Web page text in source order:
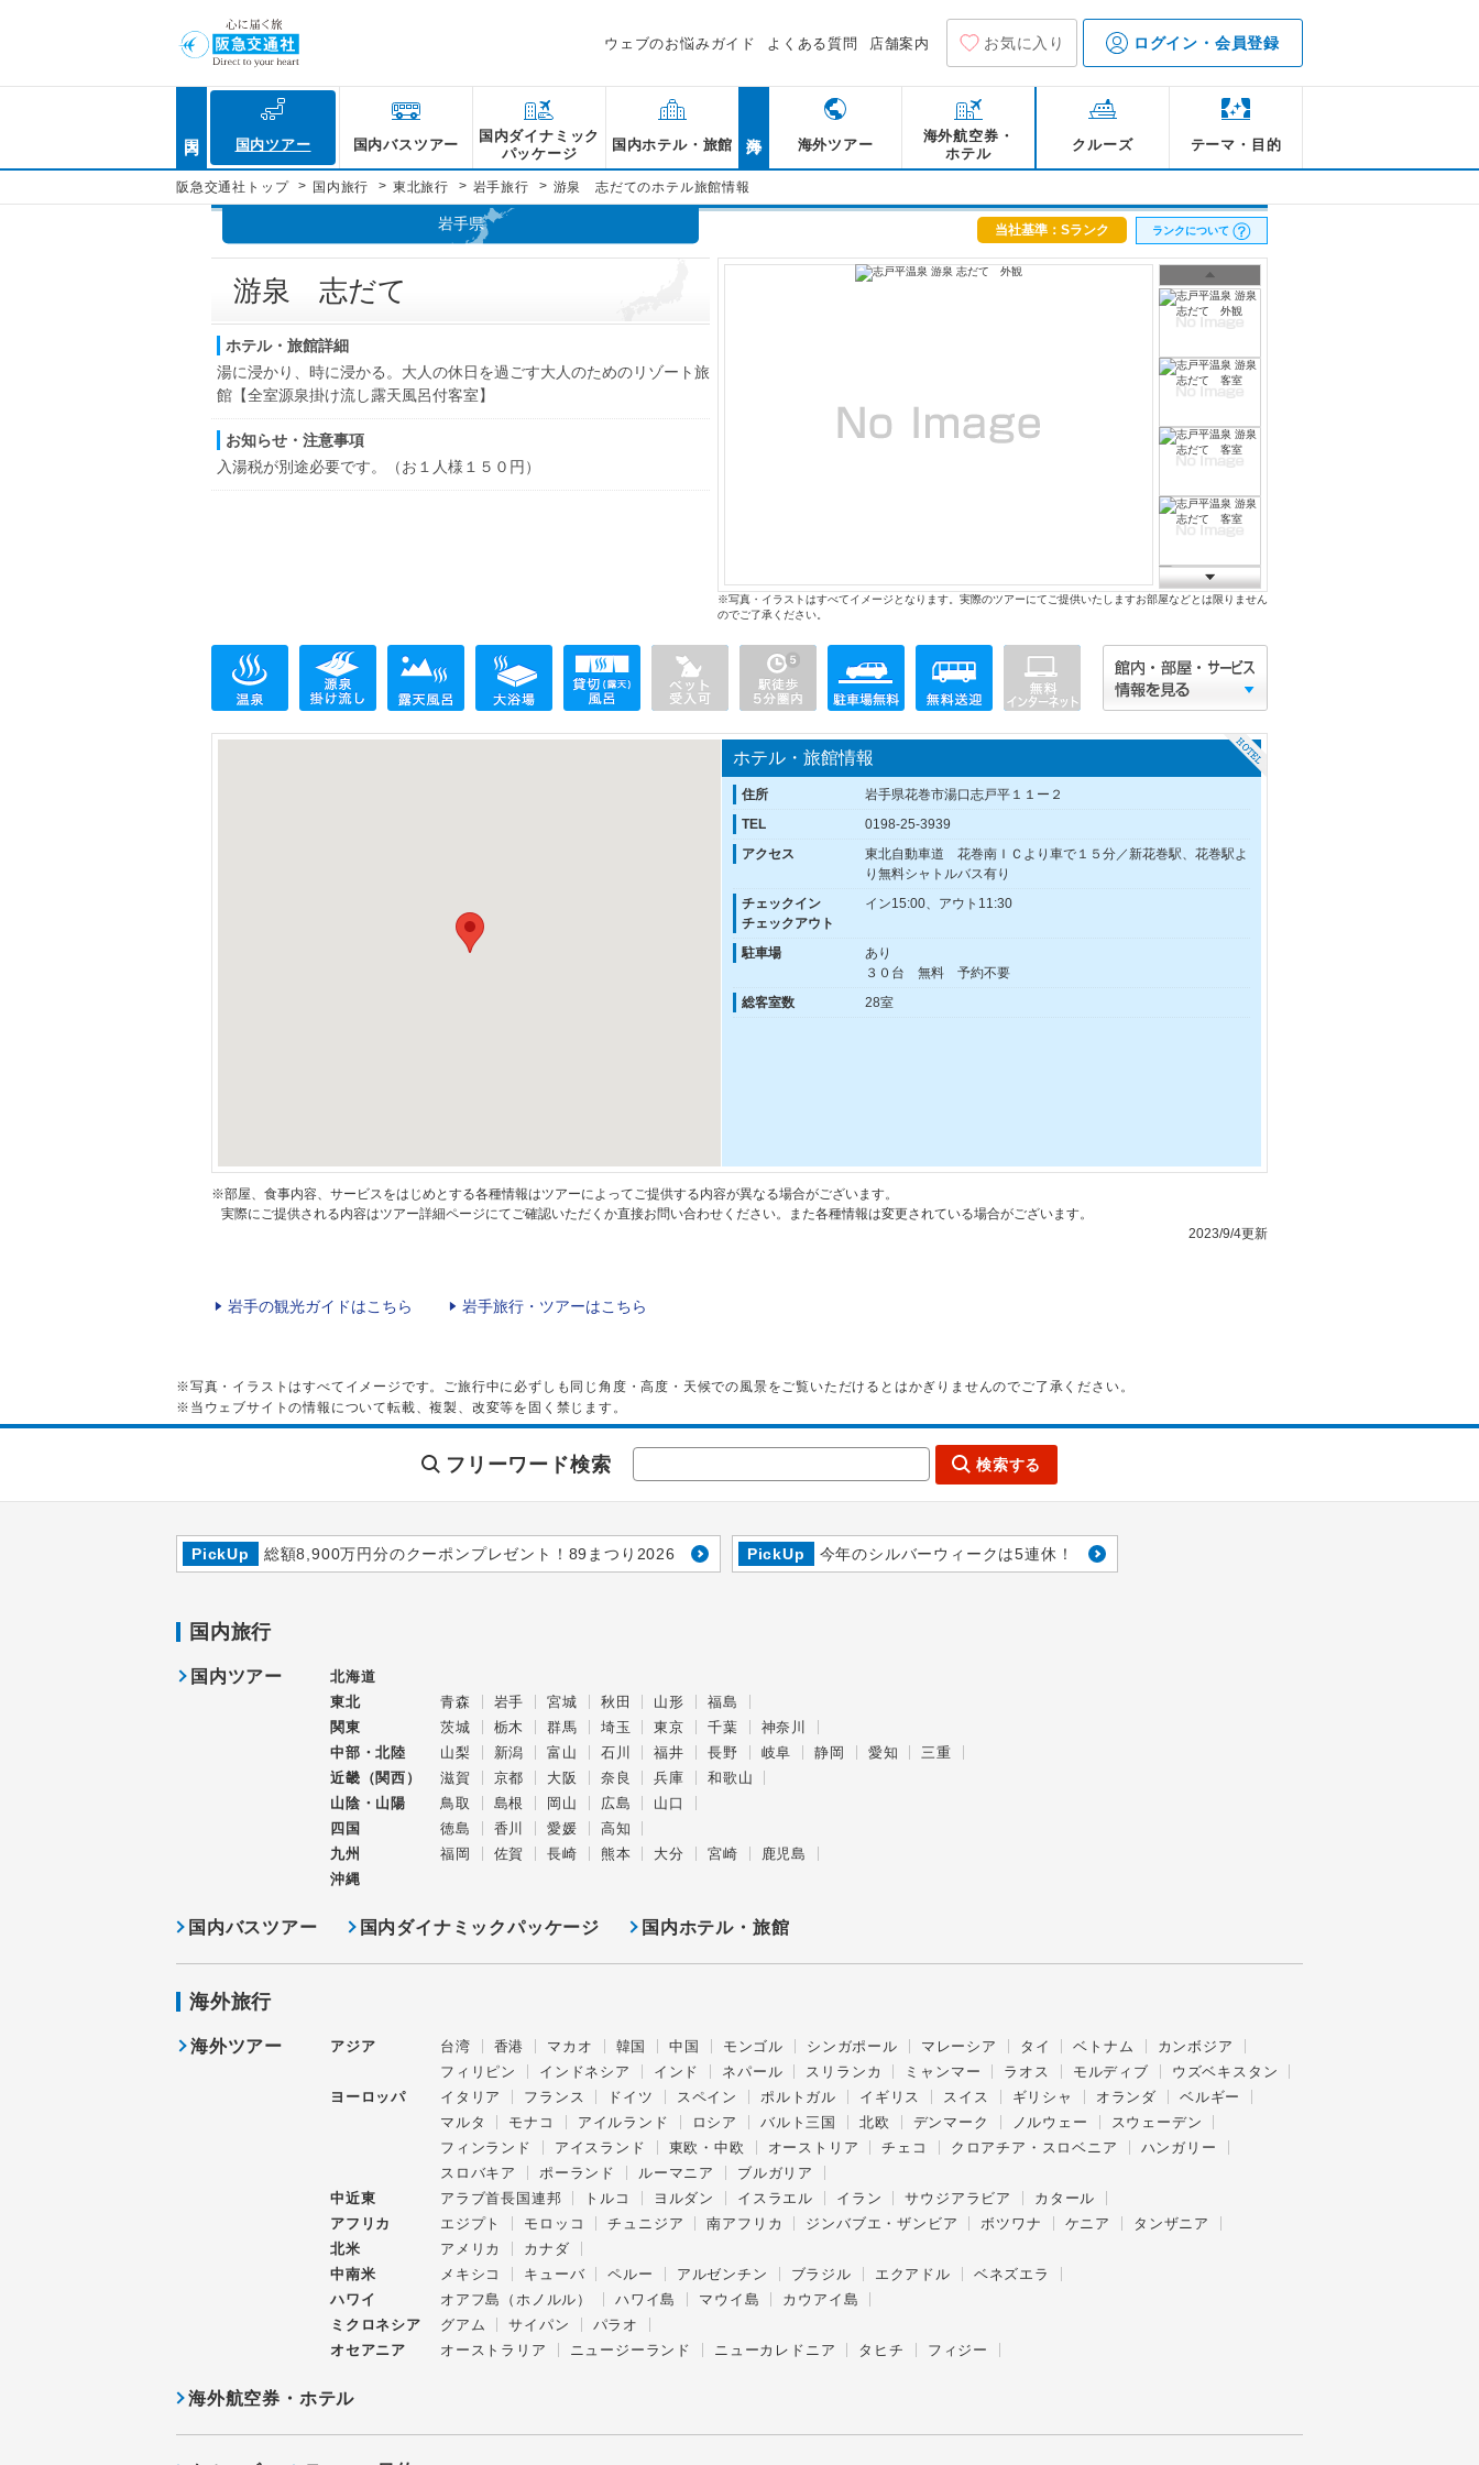
ウェブのお悩みガイド よくある質問 店舗案内 お気に入り ログイン・会員登録
国内ツアー 国内バスツアー
国内ダイナミック
パッケージ
国内ホテル・旅館 海外ツアー
海外航空券・
ホテル
クルーズ テーマ・目的
阪急交通社トップ > 国内旅行 > 東北旅行 > 岩手旅行 > 游泉 志だてのホテル旅館情報
岩手県 当社基準：Sランク ランクについて
游泉 志だて
ホテル・旅館詳細
湯に浸かり、時に浸かる。大人の休日を過ごす大人のためのリゾート旅
館【全室源泉掛け流し露天風呂付客室】
お知らせ・注意事項
入湯税が別途必要です。（お１人様１５０円）
※写真・イラストはすべてイメージとなります。実際のツアーにてご提供いたしますお部屋などとは限りません
のでご了承ください。
ホテル・旅館情報
住所
岩手県花巻市湯口志戸平１１ー２
TEL
0198-25-3939
アクセス
東北自動車道 花巻南ＩＣより車で１５分／新花巻駅、花巻駅よ
り無料シャトルバス有り
チェックイン
チェックアウト
イン15:00、アウト11:30
駐車場
あり
３０台 無料 予約不要
総客室数
28室
※部屋、食事内容、サービスをはじめとする各種情報はツアーによってご提供する内容が異なる場合がございます。
実際にご提供される内容はツアー詳細ページにてご確認いただくか直接お問い合わせください。また各種情報は変更されている場合がございます。
2023/9/4更新
岩手の観光ガイドはこちら 岩手旅行・ツアーはこちら
※写真・イラストはすべてイメージです。ご旅行中に必ずしも同じ角度・高度・天候での風景をご覧いただけるとはかぎりませんのでご了承ください。
※当ウェブサイトの情報について転載、複製、改変等を固く禁じます。
フリーワード検索 検索する
PickUp 総額8,900万円分のクーポンプレゼント！89まつり2026 PickUp 今年のシルバーウィークは5連休！
国内旅行
国内ツアー
北海道
東北
青森 岩手 宮城 秋田 山形
福島
関東
茨城 栃木 群馬 埼玉 東京 千葉
神奈川
中部・北陸
山梨 新潟 富山 石川 福井 長野 岐阜 静岡 愛知
三重
近畿（関西）
滋賀 京都 大阪 奈良 兵庫
和歌山
山陰・山陽
鳥取 島根 岡山 広島
山口
四国
徳島 香川 愛媛
高知
九州
福岡 佐賀 長崎 熊本 大分 宮崎
鹿児島
沖縄
国内バスツアー 国内ダイナミックパッケージ 国内ホテル・旅館
海外旅行
海外ツアー アジア 台湾 香港 マカオ 韓国 中国 モンゴル シンガポール マレーシア タイ ベトナム
カンボジア
フィリピン
インドネシア インド ネパール スリランカ ミャンマー ラオス モルディブ
ウズベキスタン
ヨーロッパ
イタリア フランス ドイツ スペイン ポルトガル イギリス スイス ギリシャ オランダ
ベルギー
マルタ
モナコ アイルランド ロシア バルト三国 北欧 デンマーク ノルウェー
スウェーデン
フィンランド
アイスランド 東欧・中欧 オーストリア チェコ クロアチア・スロベニア
ハンガリー
スロバキア
ポーランド ルーマニア
ブルガリア
中近東
アラブ首長国連邦 トルコ ヨルダン イスラエル イラン サウジアラビア
カタール
アフリカ
エジプト モロッコ チュニジア 南アフリカ ジンバブエ・ザンビア ボツワナ ケニア
タンザニア
北米
アメリカ
カナダ
中南米
メキシコ キューバ ペルー アルゼンチン ブラジル エクアドル
ベネズエラ
ハワイ
オアフ島（ホノルル） ハワイ島 マウイ島
カウアイ島
ミクロネシア
グアム サイパン
パラオ
オセアニア
オーストラリア ニュージーランド ニューカレドニア タヒチ フィジー
海外航空券・ホテル